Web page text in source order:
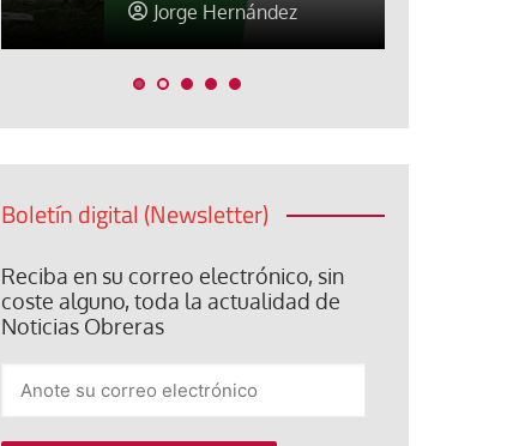
Jorge Hernández
Boletín digital (Newsletter)
Reciba en su correo electrónico, sin
coste alguno, toda la actualidad de
Noticias Obreras
su
correo